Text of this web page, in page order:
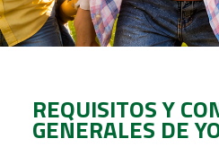
REQUISITOS Y
GENERALES DE